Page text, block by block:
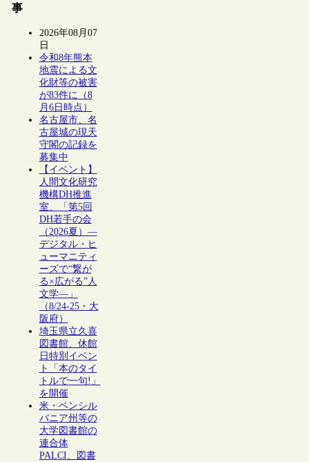
事
2026年08月07
日
令和8年熊本
地震による文
化財等の被害
が83件に（8
月6日時点）
名古屋市、名
古屋城の現天
守閣の記録を
募集中
【イベント】
人間文化研究
機構DH推進
室、「第5回
DH若手の会
（2026夏）―
デジタル・ヒ
ューマニティ
ーズで“繋が
る×広がる”人
文学―」
（8/24-25・大
阪府）
埼玉県立久喜
図書館、休館
日特別イベン
ト「本のタイ
トルで一句!」
を開催
米・ペンシル
バニア州等の
大学図書館の
連合体
PALCI、図書